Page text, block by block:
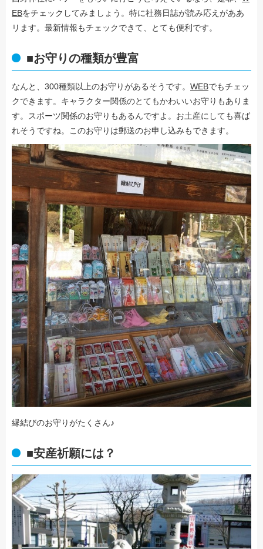
EBをチェックしてみましょう。特に社務日誌が読み応えがああ
リます。最新情報もチェックできて、とても便利です。
■お守りの種類が豊富
なんと、300種類以上のお守りがあるそうです。 WEBでもチェッ
クできます。キャラクター関係のとてもかわいいお守りもありま
す。スポーツ関係のお守りもあるんですよ。お土産にしても喜ば
れそうですね。このお守りは郵送のお申し込みもできます。
縁結びのお守りがたくさん♪
■安産祈願には？